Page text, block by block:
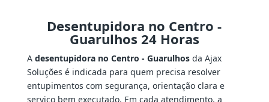
Desentupidora no Centro -
Guarulhos 24 Horas
A desentupidora no Centro - Guarulhosda Ajax
Soluções é indicada para quem precisa resolver
entupimentos com segurança, orientação clara e
serviço bem executado. Em cada atendimento, a